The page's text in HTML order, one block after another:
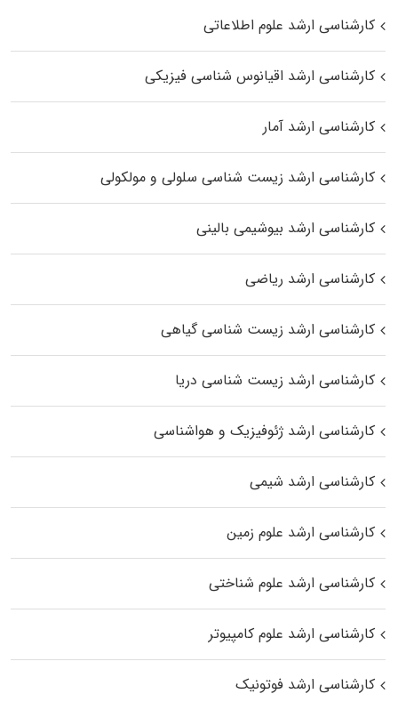
کارشناسی ارشد علوم اطلاعاتی
کارشناسی ارشد اقیانوس‌ شناسی فیزیکی
کارشناسی ارشد آمار
کارشناسی ارشد زیست شناسی سلولی و مولکولی
کارشناسی ارشد بیوشیمی بالینی
کارشناسی ارشد ریاضی
کارشناسی ارشد زیست‌ شناسی گیاهی
کارشناسی ارشد زیست‌ شناسی دریا
کارشناسی ارشد ژئوفیزیک و هواشناسی
کارشناسی ارشد شیمی
کارشناسی ارشد علوم زمین
کارشناسی ارشد علوم شناختی
کارشناسی ارشد علوم کامپیوتر
کارشناسی ارشد فوتونیک